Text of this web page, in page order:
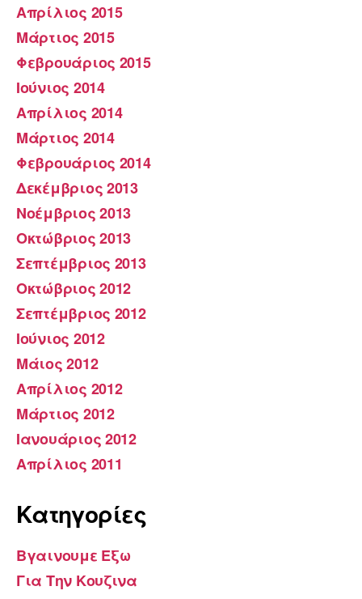
Απρίλιος 2015
Μάρτιος 2015
Φεβρουάριος 2015
Ιούνιος 2014
Απρίλιος 2014
Μάρτιος 2014
Φεβρουάριος 2014
Δεκέμβριος 2013
Νοέμβριος 2013
Οκτώβριος 2013
Σεπτέμβριος 2013
Οκτώβριος 2012
Σεπτέμβριος 2012
Ιούνιος 2012
Μάιος 2012
Απρίλιος 2012
Μάρτιος 2012
Ιανουάριος 2012
Απρίλιος 2011
Kατηγορίες
Βγαινουμε Εξω
Για Την Κουζινα